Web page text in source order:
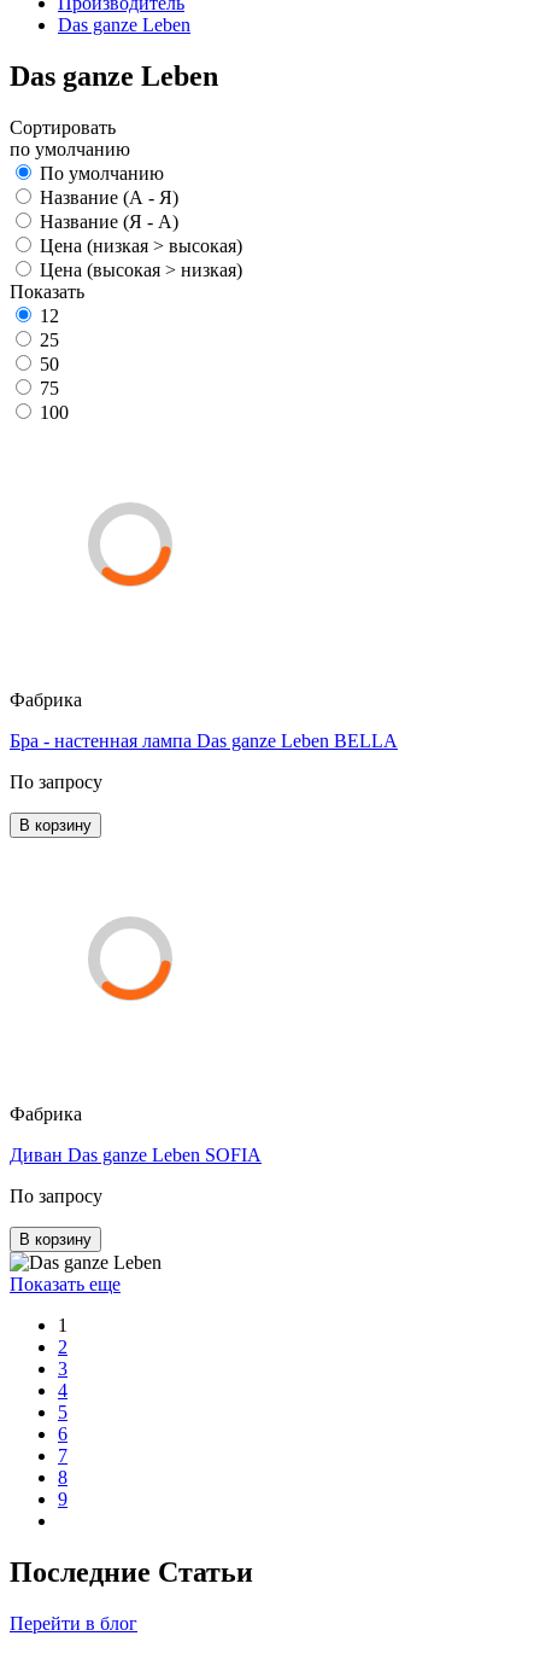
Das ganze Leben
Das ganze Leben
Сортировать
по умолчанию
По умолчанию
Название (А - Я)
Название (Я - А)
Цена (низкая > высокая)
Цена (высокая > низкая)
Показать
12
25
50
75
100
Фабрика
Бра - настенная лампа Das ganze Leben BELLA
По запросу
В корзину
Фабрика
Диван Das ganze Leben SOFIA
По запросу
В корзину
Показать еще
1
2
3
4
5
6
7
8
9
Последние Статьи
Перейти в блог